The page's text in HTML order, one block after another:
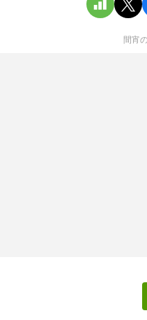
間宵